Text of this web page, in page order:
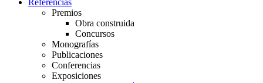
Referencias
Premios
Obra construida
Concursos
Monografías
Publicaciones
Conferencias
Exposiciones